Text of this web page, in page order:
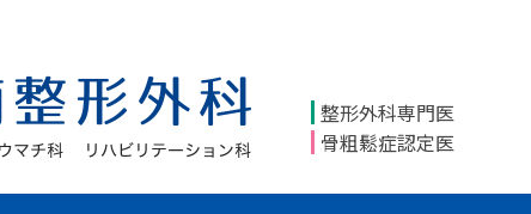
整形外科専門医
骨粗鬆症認定医